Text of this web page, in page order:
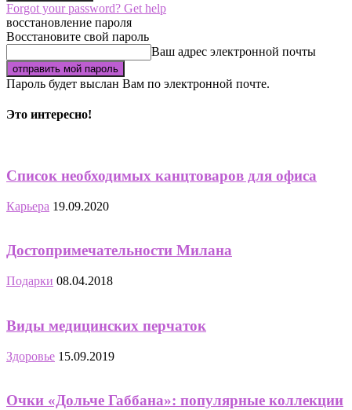
Forgot your password? Get help
восстановление пароля
Восстановите свой пароль
Ваш адрес электронной почты
Пароль будет выслан Вам по электронной почте.
Это интересно!
Список необходимых канцтоваров для офиса
Карьера 19.09.2020
Достопримечательности Милана
Подарки 08.04.2018
Виды медицинских перчаток
Здоровье 15.09.2019
Очки «Дольче Габбана»: популярные коллекции